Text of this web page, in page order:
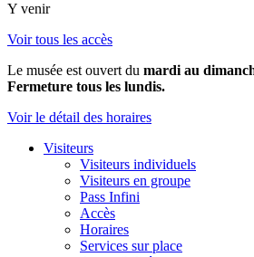
Y venir
Voir tous les accès
Le musée est ouvert du mardi au
Fermeture tous les lundis.
Voir le détail des horaires
Visiteurs
Visiteurs individuels
Visiteurs en groupe
Pass Infini
Accès
Horaires
Services sur place